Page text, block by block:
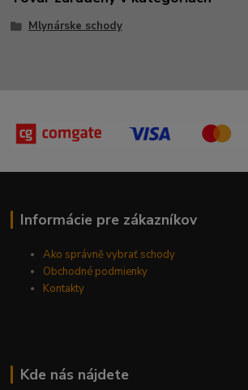
Mlynárske schody
Informácie pre zákazníkov
Ako správně vybrať schody
Obchodné podmienky
Kontakty
Kde nás nájdete